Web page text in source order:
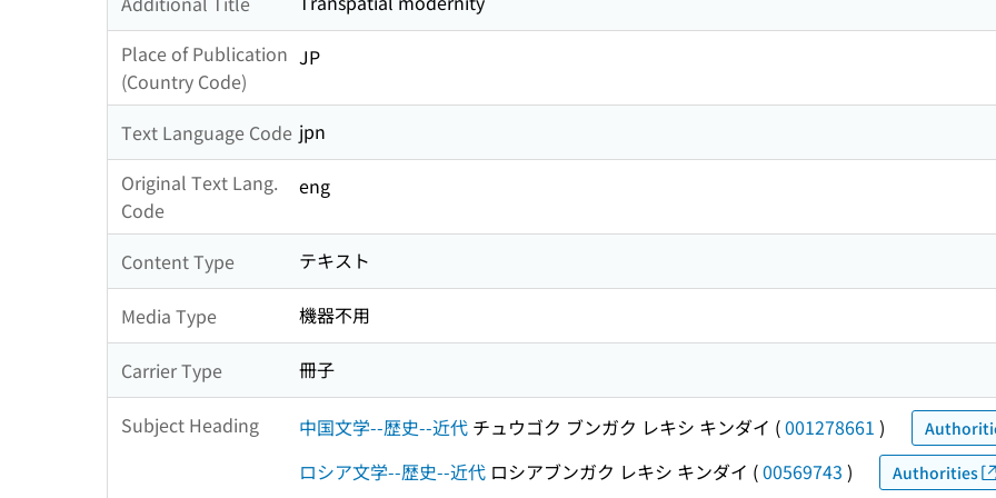
Place of Publication
(Country Code)
JP
Text Language Code jpn
Original Text Lang.
Code
eng
Content Type テキスト
Media Type 機器不用
Carrier Type 冊子
Subject Heading 中国文学--歴史--近代 チュウゴク ブンガク レキシ キンダイ (001278661 )
ロシア文学--歴史--近代 ロシアブンガク レキシ キンダイ (00569743 ) Authorities